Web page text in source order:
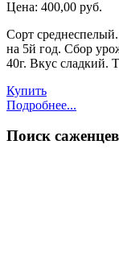
Цена: 400,00 руб.
Сорт
на 5й год. Сбор
40г. Вкус сладкий.
Купить
Подробнее...
Поиск саженцев